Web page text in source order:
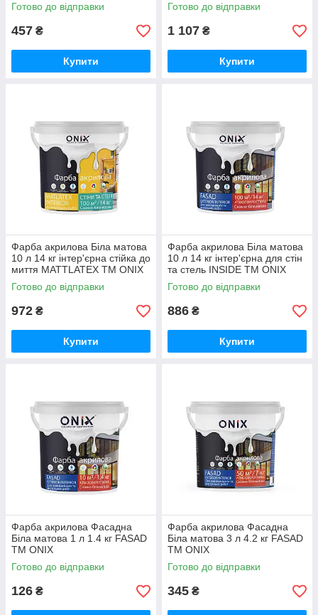
Готово до відправки
457 ₴
Купити
Готово до відправки
1 107 ₴
Купити
Фарба акрилова Біла матова
10 л 14 кг інтер'єрна стійка до
миття MATTLATEX ТМ ONIX
Готово до відправки
972 ₴
Купити
Фарба акрилова Біла матова
10 л 14 кг інтер'єрна для стін
та стель INSIDE ТМ ONIX
Готово до відправки
886 ₴
Купити
Фарба акрилова Фасадна
Біла матова 1 л 1.4 кг FASAD
ТМ ONIX
Готово до відправки
126 ₴
Фарба акрилова Фасадна
Біла матова 3 л 4.2 кг FASAD
ТМ ONIX
Готово до відправки
345 ₴